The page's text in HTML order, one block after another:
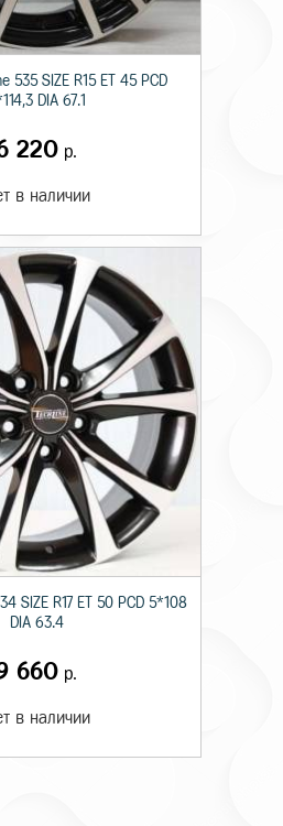
535 SIZE R15 ET 45 PCD
DIA 67.1
220 р.
в наличии
SIZE R17 ET 50 PCD 5*108
DIA 63.4
660 р.
в наличии